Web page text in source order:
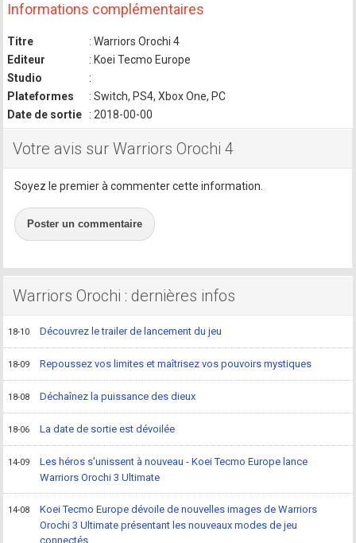
Informations complémentaires
Titre
: Warriors Orochi 4
Editeur
: Koei Tecmo Europe
Studio
:
Plateformes
: Switch, PS4, Xbox One, PC
Date de sortie
: 2018-00-00
Votre avis sur Warriors Orochi 4
Soyez le premier à commenter cette information.
Poster un commentaire
Warriors Orochi : dernières infos
18-10 Découvrez le trailer de lancement du jeu
18-09 Repoussez vos limites et maîtrisez vos pouvoirs mystiques
18-08 Déchaînez la puissance des dieux
18-06 La date de sortie est dévoilée
14-09
Les héros s'unissent à nouveau - Koei Tecmo Europe lance
Warriors Orochi 3 Ultimate
14-08
Koei Tecmo Europe dévoile de nouvelles images de Warriors
Orochi 3 Ultimate présentant les nouveaux modes de jeu
connectés